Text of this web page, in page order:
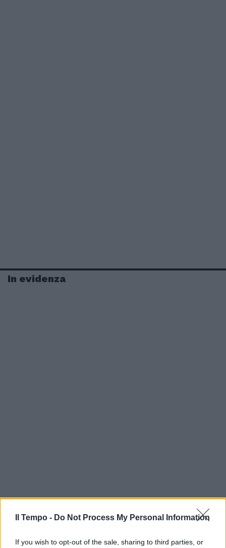
Il Tempo - Do Not Process My Personal Information
If you wish to opt-out of the sale, sharing to third parties, or
In evidenza